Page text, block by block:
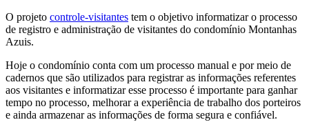
O projeto controle-visitantes tem o objetivo informatizar o processo
de registro e administração de visitantes do condomínio Montanhas
Azuis.
Hoje o condomínio conta com um processo manual e por meio de
cadernos que são utilizados para registrar as informações referentes
aos visitantes e informatizar esse processo é importante para ganhar
tempo no processo, melhorar a experiência de trabalho dos porteiros
e ainda armazenar as informações de forma segura e confiável.